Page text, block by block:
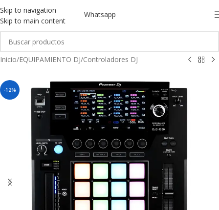
Skip to navigation
Skip to main content
Whatsapp
Inicio/EQUIPAMIENTO DJ/Controladores DJ
-12%